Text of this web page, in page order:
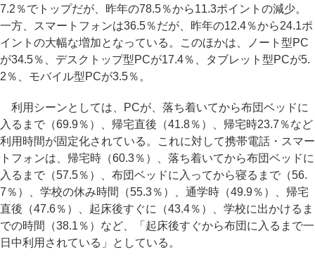
7.2％でトップだが、昨年の78.5％から11.3ポイントの減少。
一方、スマートフォンは36.5％だが、昨年の12.4％から24.1ポ
イントの大幅な増加となっている。このほかは、ノート型PC
が34.5％、デスクトップ型PCが17.4％、タブレット型PCが5.
2％、モバイル型PCが3.5％。
利用シーンとしては、PCが、落ち着いてから布団ベッドに
入るまで（69.9％）、帰宅直後（41.8％）、帰宅時23.7％など
利用時間が固定化されている。これに対して携帯電話・スマー
トフォンは、帰宅時（60.3％）、落ち着いてから布団ベッドに
入るまで（57.5％）、布団ベッドに入ってから寝るまで（56.
7％）、学校の休み時間（55.3％）、通学時（49.9％）、帰宅
直後（47.6％）、起床後すぐに（43.4％）、学校に出かけるま
での時間（38.1％）など、「起床後すぐから布団に入るまで一
日中利用されている」としている。